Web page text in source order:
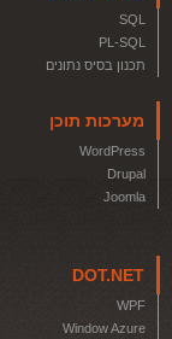
SQL
PL-SQL
תכנון בסיס נתונים
מערכות תוכן
WordPress
Drupal
Joomla
DOT.NET
WPF
Window Azure